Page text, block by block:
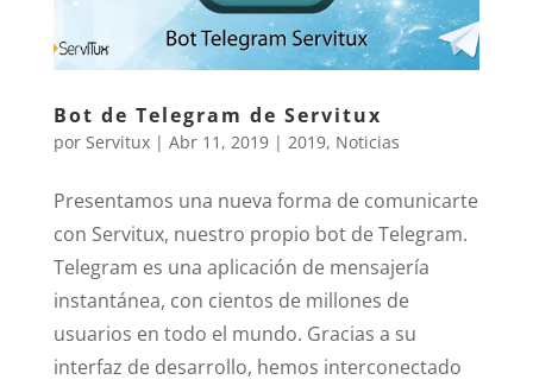
Bot de Telegram de Servitux
por Servitux| Abr 11, 2019| 2019, Noticias
Presentamos una nueva forma de comunicarte
con Servitux, nuestro propio bot de Telegram.
Telegram es una aplicación de mensajería
instantánea, con cientos de millones de
usuarios en todo el mundo. Gracias a su
interfaz de desarrollo, hemos interconectado